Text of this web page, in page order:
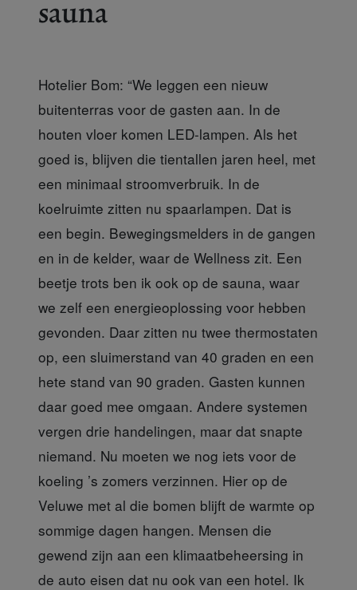
sauna
Hotelier Bom: “We leggen een nieuw
buitenterras voor de gasten aan. In de
houten vloer komen LED-lampen. Als het
goed is, blijven die tientallen jaren heel, met
een minimaal stroomverbruik. In de
koelruimte zitten nu spaarlampen. Dat is
een begin. Bewegingsmelders in de gangen
en in de kelder, waar de Wellness zit. Een
beetje trots ben ik ook op de sauna, waar
we zelf een energieoplossing voor hebben
gevonden. Daar zitten nu twee thermostaten
op, een sluimerstand van 40 graden en een
hete stand van 90 graden. Gasten kunnen
daar goed mee omgaan. Andere systemen
vergen drie handelingen, maar dat snapte
niemand. Nu moeten we nog iets voor de
koeling ’s zomers verzinnen. Hier op de
Veluwe met al die bomen blijft de warmte op
sommige dagen hangen. Mensen die
gewend zijn aan een klimaatbeheersing in
de auto eisen dat nu ook van een hotel. Ik